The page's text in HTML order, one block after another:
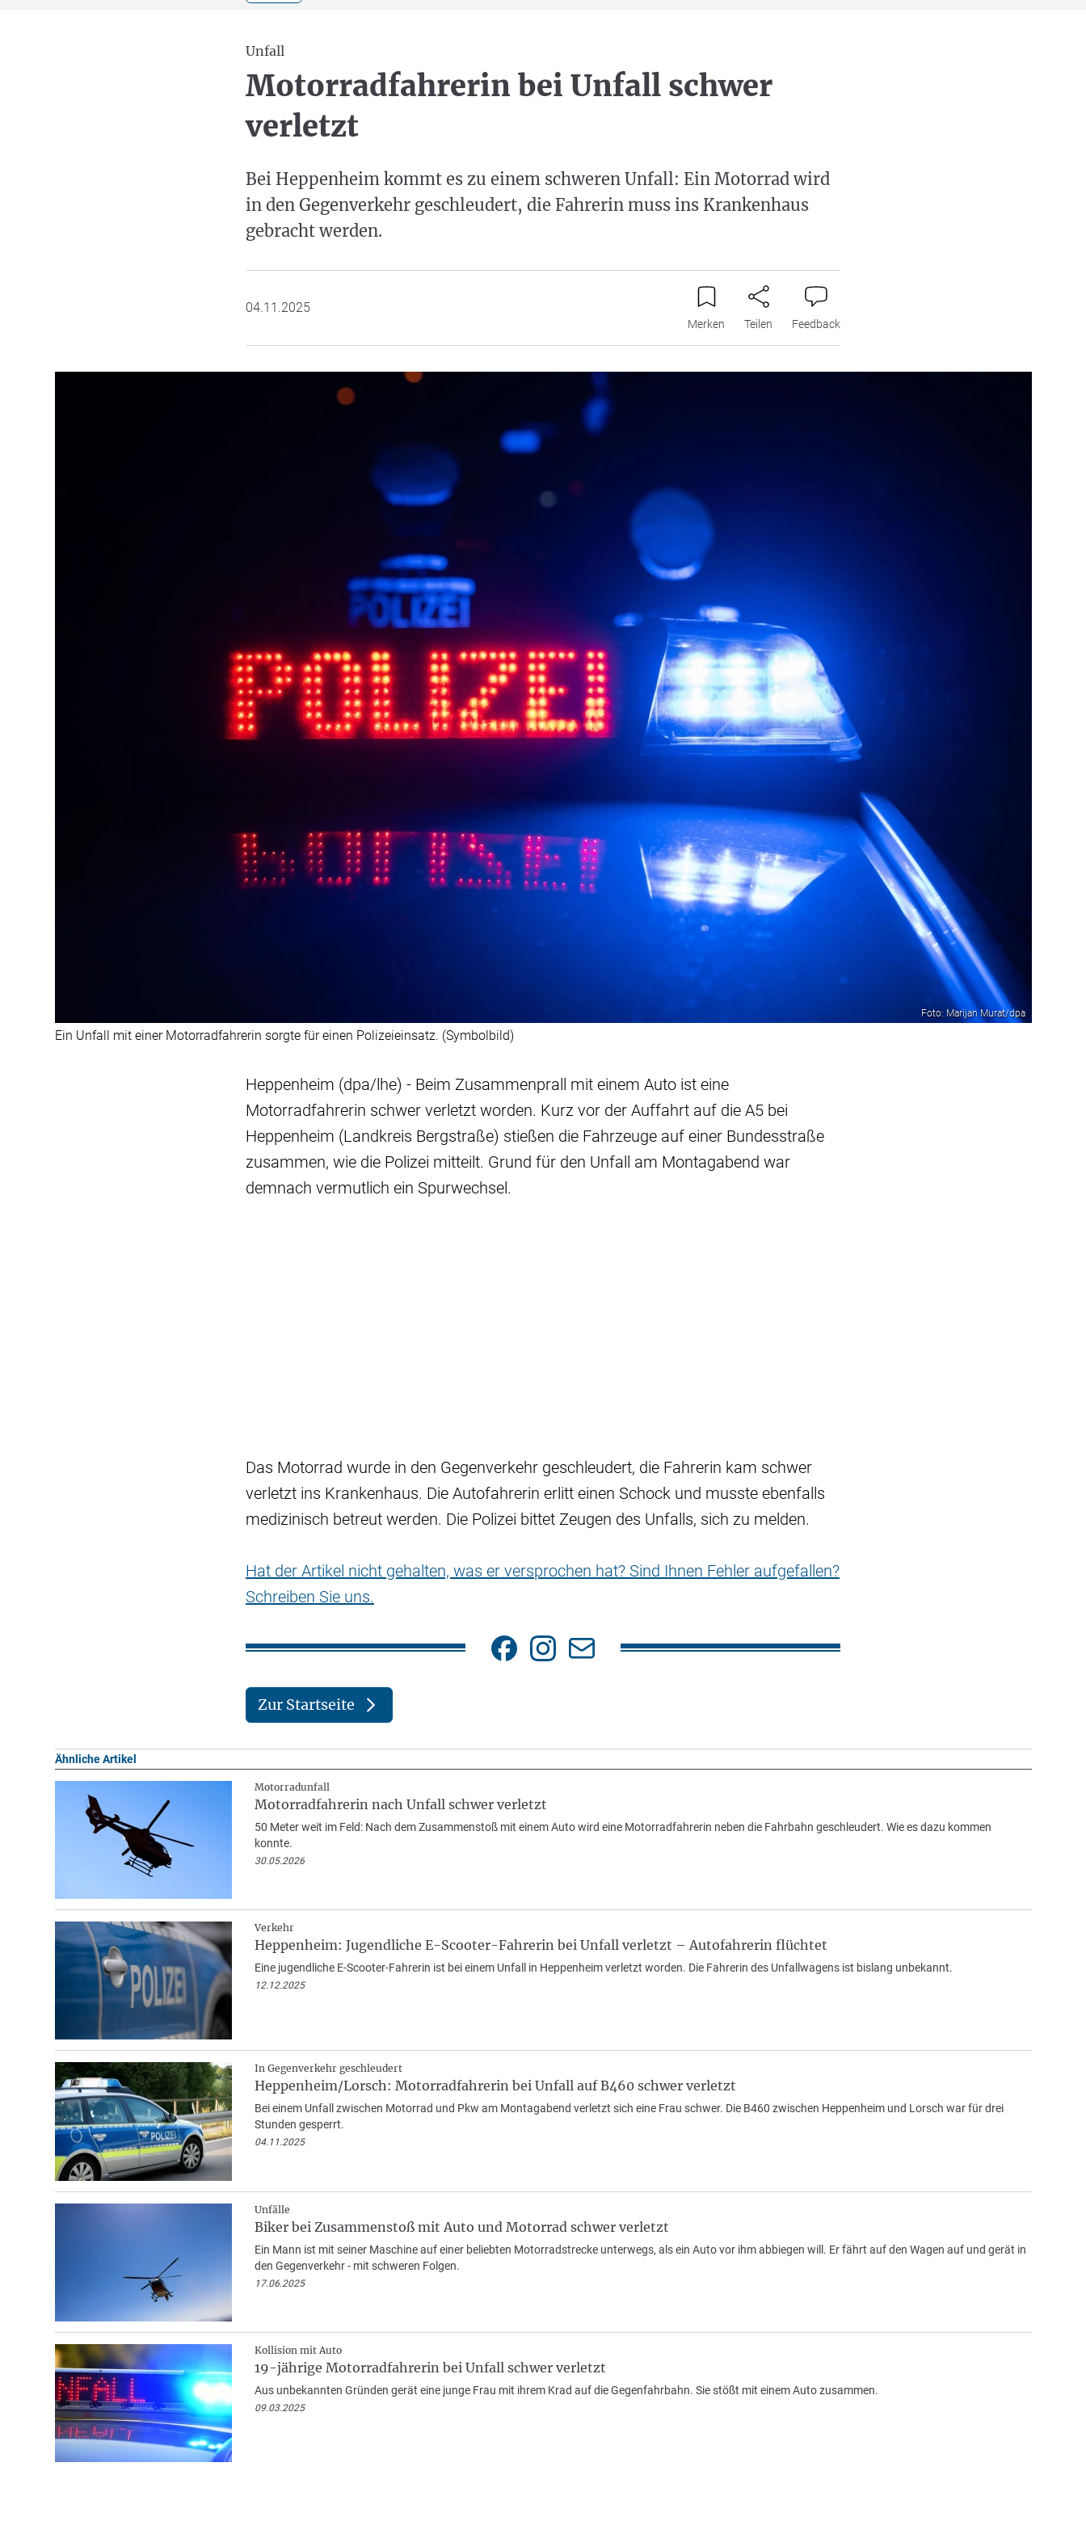
Unfall
Motorradfahrerin bei Unfall schwer
verletzt
Bei Heppenheim kommt es zu einem schweren Unfall: Ein Motorrad wird
in den Gegenverkehr geschleudert, die Fahrerin muss ins Krankenhaus
gebracht werden.
04.11.2025
Merken Teilen Feedback
Foto: Marijan Murat/dpa
Ein Unfall mit einer Motorradfahrerin sorgte für einen Polizeieinsatz. (Symbolbild)
Heppenheim (dpa/lhe) - Beim Zusammenprall mit einem Auto ist eine
Motorradfahrerin schwer verletzt worden. Kurz vor der Auffahrt auf die A5 bei
Heppenheim (Landkreis Bergstraße) stießen die Fahrzeuge auf einer Bundesstraße
zusammen, wie die Polizei mitteilt. Grund für den Unfall am Montagabend war
demnach vermutlich ein Spurwechsel.
Das Motorrad wurde in den Gegenverkehr geschleudert, die Fahrerin kam schwer
verletzt ins Krankenhaus. Die Autofahrerin erlitt einen Schock und musste ebenfalls
medizinisch betreut werden. Die Polizei bittet Zeugen des Unfalls, sich zu melden.
Hat der Artikel nicht gehalten, was er versprochen hat? Sind Ihnen Fehler aufgefallen?
Schreiben Sie uns.
Zur Startseite
Ähnliche Artikel
Motorradunfall
Motorradfahrerin nach Unfall schwer verletzt
50 Meter weit im Feld: Nach dem Zusammenstoß mit einem Auto wird eine Motorradfahrerin neben die Fahrbahn geschleudert. Wie es dazu kommen
konnte.
30.05.2026
Verkehr
Heppenheim: Jugendliche E-Scooter-Fahrerin bei Unfall verletzt – Autofahrerin flüchtet
Eine jugendliche E-Scooter-Fahrerin ist bei einem Unfall in Heppenheim verletzt worden. Die Fahrerin des Unfallwagens ist bislang unbekannt.
12.12.2025
In Gegenverkehr geschleudert
Heppenheim/Lorsch: Motorradfahrerin bei Unfall auf B460 schwer verletzt
Bei einem Unfall zwischen Motorrad und Pkw am Montagabend verletzt sich eine Frau schwer. Die B460 zwischen Heppenheim und Lorsch war für drei
Stunden gesperrt.
04.11.2025
Unfälle
Biker bei Zusammenstoß mit Auto und Motorrad schwer verletzt
Ein Mann ist mit seiner Maschine auf einer beliebten Motorradstrecke unterwegs, als ein Auto vor ihm abbiegen will. Er fährt auf den Wagen auf und gerät in
den Gegenverkehr - mit schweren Folgen.
17.06.2025
Kollision mit Auto
19-jährige Motorradfahrerin bei Unfall schwer verletzt
Aus unbekannten Gründen gerät eine junge Frau mit ihrem Krad auf die Gegenfahrbahn. Sie stößt mit einem Auto zusammen.
09.03.2025